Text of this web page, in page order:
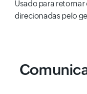
Usado para retornar
direcionadas pelo